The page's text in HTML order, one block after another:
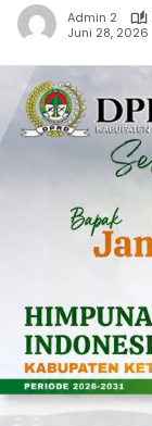
Admin 2
Juni 28, 2026